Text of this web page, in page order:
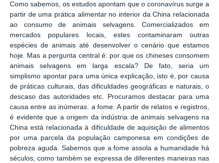
Como sabemos, os estudos apontam que o coronavírus surge a
partir de uma prática alimentar no interior da China relacionada
ao consumo de animais selvagens. Comercializados em
mercados populares locais, estes contaminaram outras
espécies de animais até desenvolver o cenário que estamos
hoje. Mas a pergunta central é: por que os chineses consomem
animais selvagens em larga escala? De fato, seria um
simplismo apontar para uma única explicação, isto é, por causa
de práticas culturais, das dificuldades geográficas e naturais, o
descaso das autoridades etc. Procuramos destacar para uma
causa entre as inúmeras: a fome. A partir de relatos e registros,
é evidente que a origem da indústria de animais selvagens na
China está relacionada à dificuldade de aquisição de alimentos
por uma parcela da população camponesa em condições de
pobreza aguda. Sabemos que a fome assola a humanidade há
séculos, como também se expressa de diferentes maneiras nas